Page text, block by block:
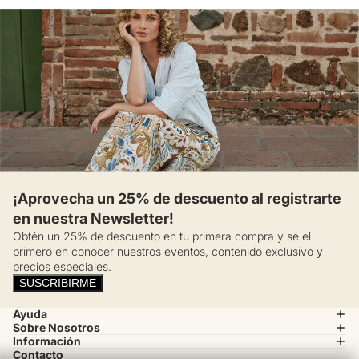
Una inversión inteligente que se adapta a múltiples ocasiones sin
perder su forma original.
¡Incorpora esta versatilidad atemporal ahora!
¡Aprovecha un 25% de descuento al registrarte
en nuestra Newsletter!
Obtén un 25% de descuento en tu primera compra y sé el
primero en conocer nuestros eventos, contenido exclusivo y
precios especiales.
SUSCRIBIRME
Ayuda
Sobre Nosotros
Información
Contacto